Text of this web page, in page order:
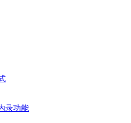
录功能